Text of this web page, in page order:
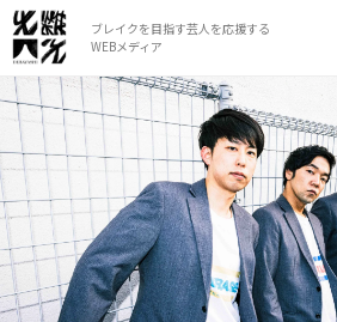
ブレイクを目指す芸人を応援する
WEBメディア